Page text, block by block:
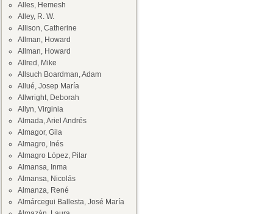
Alles, Hemesh
Alley, R. W.
Allison, Catherine
Allman, Howard
Allman, Howard
Allred, Mike
Allsuch Boardman, Adam
Allué, Josep María
Allwright, Deborah
Allyn, Virginia
Almada, Ariel Andrés
Almagor, Gila
Almagro, Inés
Almagro López, Pilar
Almansa, Inma
Almansa, Nicolás
Almanza, René
Almárcegui Ballesta, José María